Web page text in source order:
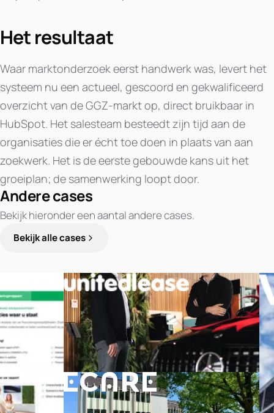
Het resultaat
Waar marktonderzoek eerst handwerk was, levert het
systeem nu een actueel, gescoord en gekwalificeerd
overzicht van de GGZ-markt op, direct bruikbaar in
HubSpot. Het salesteam besteedt zijn tijd aan de
organisaties die er écht toe doen in plaats van aan
zoekwerk. Het is de eerste gebouwde kans uit het
groeiplan; de samenwerking loopt door.
Andere cases
Bekijk hieronder een aantal andere cases.
Bekijk alle cases